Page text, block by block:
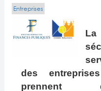
Entreprises
La
des
prennent